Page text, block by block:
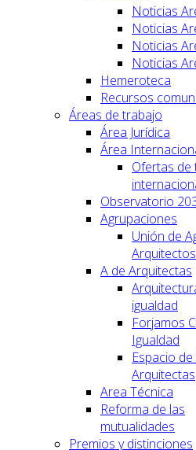
Noticias
Noticias
Noticias
Noticias
Hemeroteca
Recursos
Áreas de trabajo
Área Jurídica
Área
Ofertas de
Observatorio
Agrupaciones
Unión de
A de Arquitectas
igualdad
Forjamos
Igualdad
Espacio
Arquitectas
Area Técnica
Reforma de las
mutualidades
Premios y distinciones